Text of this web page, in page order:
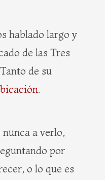
hablado largo y
de las Tres
de su
.
a verlo,
por
o lo que es